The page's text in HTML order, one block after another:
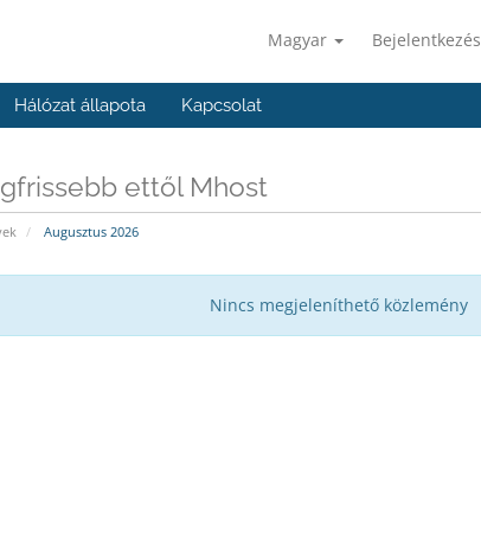
Magyar Bejelentkezés
Hálózat állapota Kapcsolat
ettől Mhost
Augusztus 2026
Nincs megjeleníthető közlemény